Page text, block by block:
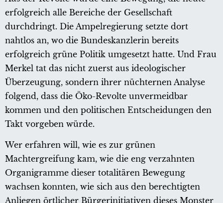
erfolgreich alle Bereiche der Gesellschaft
durchdringt. Die Ampelregierung setzte dort
nahtlos an, wo die Bundeskanzlerin bereits
erfolgreich grüne Politik umgesetzt hatte. Und Frau
Merkel tat das nicht zuerst aus ideologischer
Überzeugung, sondern ihrer nüchternen Analyse
folgend, dass die Öko-Revolte unvermeidbar
kommen und den politischen Entscheidungen den
Takt vorgeben würde.
Wer erfahren will, wie es zur grünen
Machtergreifung kam, wie die eng verzahnten
Organigramme dieser totalitären Bewegung
wachsen konnten, wie sich aus den berechtigten
Anliegen örtlicher Bürgerinitiativen dieses Monster